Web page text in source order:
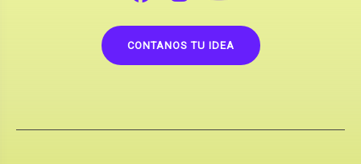
CONTANOS TU IDEA